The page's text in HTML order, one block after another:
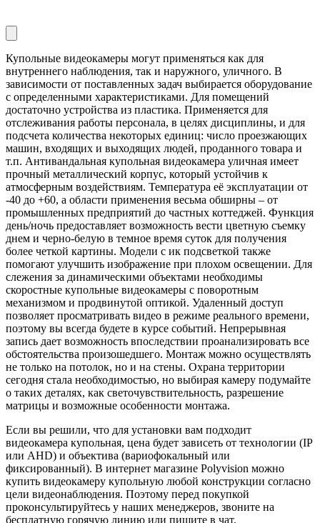
Купольные видеокамеры могут применяться как для
внутреннего наблюдения, так и наружного, уличного. В
зависимости от поставленных задач выбирается оборудование
с определенными характеристиками. Для помещений
достаточно устройства из пластика. Применяется для
отслеживания работы персонала, в целях дисциплины, и для
подсчета количества некоторых единиц: число проезжающих
машин, входящих и выходящих людей, проданного товара и
т.п. Антивандальная купольная видеокамера уличная имеет
прочный металлический корпус, который устойчив к
атмосферным воздействиям. Температура её эксплуатации от
-40 до +60, а области применения весьма обширны – от
промышленных предприятий до частных коттеджей. Функция
день/ночь предоставляет возможность вести цветную съемку
днем и черно-белую в темное время суток для получения
более четкой картины. Модели с ик подсветкой также
помогают улучшить изображение при плохом освещении. Для
слежения за динамическими объектами необходимы
скоростные купольные видеокамеры с поворотным
механизмом и продвинутой оптикой. Удаленный доступ
позволяет просматривать видео в режиме реального времени,
поэтому вы всегда будете в курсе событий. Непрерывная
запись дает возможность впоследствии проанализировать все
обстоятельства произошедшего. Монтаж можно осуществлять
не только на потолок, но и на стены. Охрана территории
сегодня стала необходимостью, но выбирая камеру подумайте
о таких деталях, как светочувствительность, разрешение
матрицы и возможные особенности монтажа.
Если вы решили, что для установки вам подходит
видеокамера купольная, цена будет зависеть от технологии (IP
или AHD) и объектива (вариофокальный или
фиксированный). В интернет магазине Polyvision можно
купить видеокамеру купольную любой конструкции согласно
цели видеонаблюдения. Поэтому перед покупкой
проконсультируйтесь у наших менеджеров, звоните на
бесплатную горячую линию или пишите в чат.